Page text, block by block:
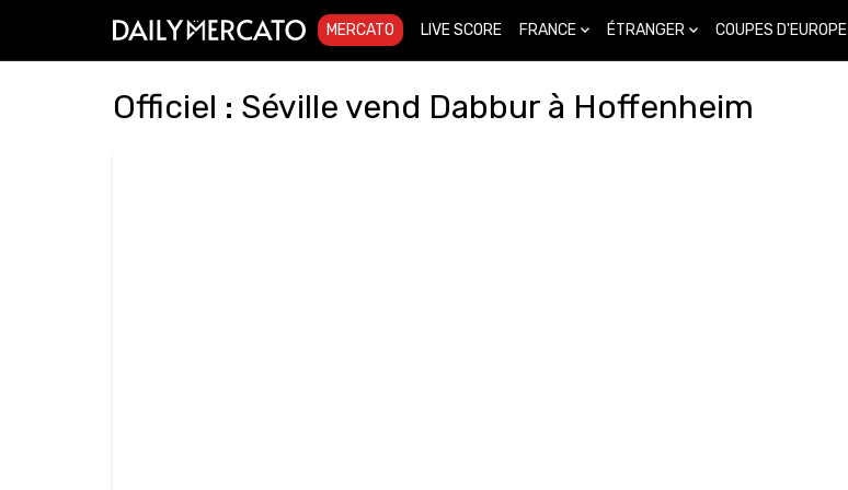
MERCATO LIVE SCORE FRANCE ÉTRANGER COUPES D'EUROPE
Officiel : Séville vend Dabbur à Hoffenheim